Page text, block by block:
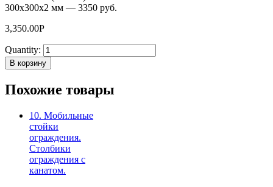
300х300х2 мм — 3350 руб.
3,350.00Р
Quantity:
В корзину
Похожие товары
10. Мобильные
стойки
ограждения.
Столбики
ограждения с
канатом.